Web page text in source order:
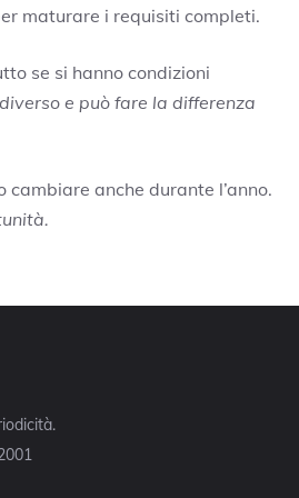
maturare i requisiti completi.
se si hanno condizioni
e può fare la differenza
anche durante l’anno.